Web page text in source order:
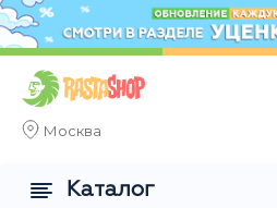
Москва
Каталог